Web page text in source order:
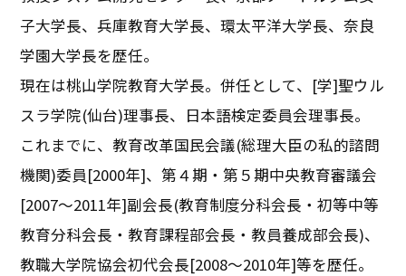
子大学長、兵庫教育大学長、環太平洋大学長、奈良
学園大学長を歴任。
現在は桃山学院教育大学長。併任として、[学]聖ウル
スラ学院(仙台)理事長、日本語検定委員会理事長。
これまでに、教育改革国民会議(総理大臣の私的諮問
機関)委員[2000年]、第４期・第５期中央教育審議会
[2007～2011年]副会長(教育制度分科会長・初等中等
教育分科会長・教育課程部会長・教員養成部会長)、
教職大学院協会初代会長[2008～2010年]等を歴任。